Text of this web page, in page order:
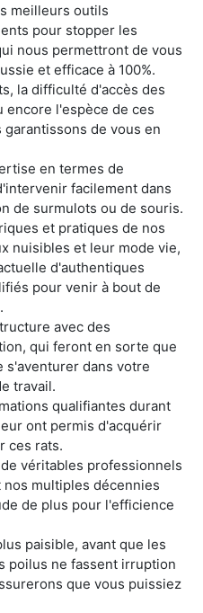
meilleurs outils
pour stopper les
nous permettront de vous
et efficace à 100%.
la difficulté d'accès des
encore l'espèce de ces
de vous en
en termes de
facilement dans
de surmulots ou de souris.
et pratiques de nos
nuisibles et leur mode vie,
d'authentiques
pour venir à bout de
avec des
qui feront en sorte que
s'aventurer dans votre
travail.
qualifiantes durant
ont permis d'acquérir
ces rats.
véritables professionnels
multiples décennies
de plus pour l'efficience
paisible, avant que les
poilus ne fassent irruption
que vous puissiez